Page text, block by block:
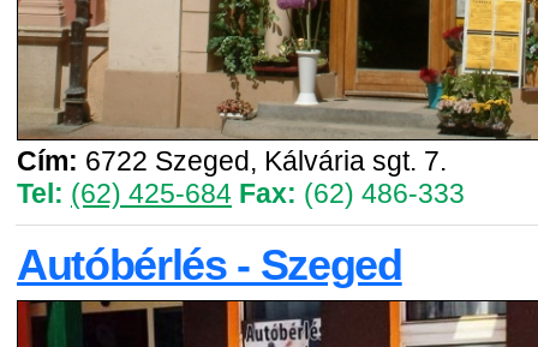
Cím: 6722 Szeged, Kálvária sgt. 7.
Tel: (62) 425-684 Fax: (62) 486-333
Autóbérlés - Szeged